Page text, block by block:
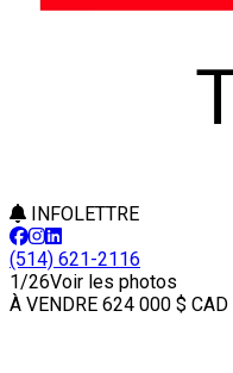
INFOLETTRE
(514) 621-2116
1/26Voir les photos
À VENDRE 624 000 $ CAD